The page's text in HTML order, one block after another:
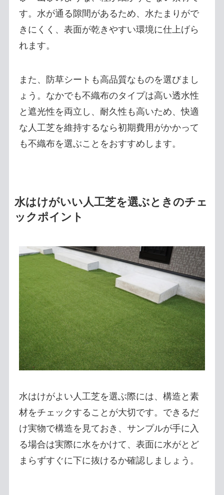
す。水が通る隙間があるため、水たまりがで
きにくく、表面が乾きやすい環境に仕上げら
れます。
また、防草シートも高品質なものを選びまし
ょう。なかでも不織布のタイプは高い透水性
と遮光性を両立し、耐久性も高いため、快適
な人工芝を維持するなら初期費用がかかって
も不織布を選ぶことをおすすめします。
水はけがいい人工芝を選ぶときのチェ
ックポイント
水はけがよい人工芝を選ぶ際には、構造と素
材をチェックすることが大切です。できるだ
け実物で構造を見ておき、サンプルが手に入
る場合は実際に水をかけて、表面に水がとど
まらずすぐに下に抜けるか確認しましょう。